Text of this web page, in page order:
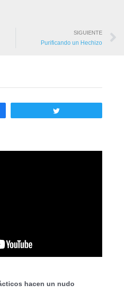
SIGUIENTE
Purificando un Hechizo
hacen un nudo